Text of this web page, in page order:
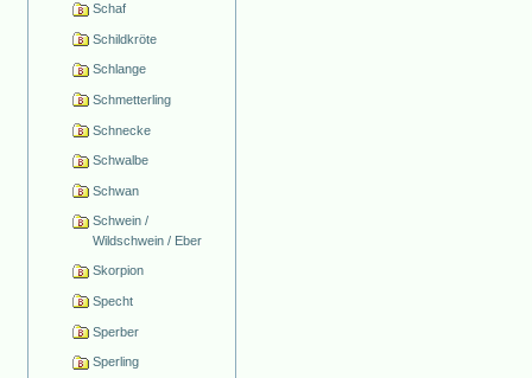
Schaf
Schildkröte
Schlange
Schmetterling
Schnecke
Schwalbe
Schwan
Schwein /
Wildschwein / Eber
Skorpion
Specht
Sperber
Sperling